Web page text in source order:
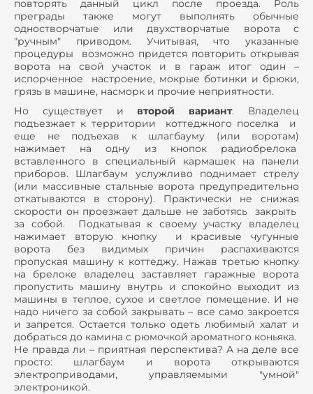
повторять данный цикл после проезда. Роль
преграды также могут выполнять обычные
одностворчатые или двухстворчатые ворота с
"ручным" приводом. Учитывая, что указанные
процедуры возможно придется повторить открывая
ворота на свой участок и в гараж итог один –
испорченное настроение, мокрые ботинки и брюки,
грязь в машине, насморк и прочие неприятности.
Но существует и второй вариант. Владелец
подъезжает к территории коттеджного поселка и
еще не подъехав к шлагбауму (или воротам)
нажимает на одну из кнопок радиобрелока
вставленного в специальный кармашек на панели
приборов. Шлагбаум услужливо поднимает стрелу
(или массивные стальные ворота предупредительно
откатываются в сторону). Практически не снижая
скорости он проезжает дальше не заботясь закрыть
за собой. Подкатывая к своему участку владелец
нажимает вторую кнопку и красивые чугунные
ворота без видимых причин распахиваются
пропуская машину к коттеджу. Нажав третью кнопку
на брелоке владелец заставляет гаражные ворота
пропустить машину внутрь и спокойно выходит из
машины в теплое, сухое и светлое помещение. И не
надо ничего за собой закрывать – все само закроется
и запрется. Остается только одеть любимый халат и
добраться до камина с рюмочкой ароматного коньяка.
Не правда ли – приятная перспектива? А на деле все
просто: шлагбаум и ворота открываются
электроприводами, управляемыми "умной"
электроникой.